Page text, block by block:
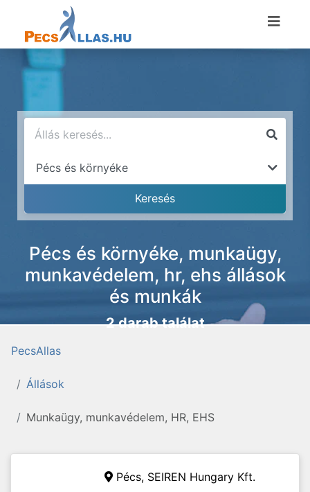
Pécs és környéke, munkaügy,
munkavédelem, hr, ehs állások
és munkák
2 darab találat
PecsAllas
Állások
Munkaügy, munkavédelem, HR, EHS
Pécs, SEIREN Hungary Kft.